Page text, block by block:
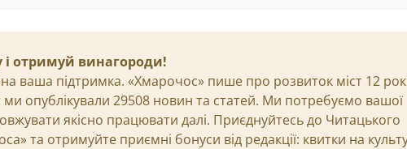
і отримуй винагороди!
ваша підтримка. «Хмарочос» пише про розвиток міст 12
ми опублікували 29508 новин та статей. Ми потребуємо вашої
якісно працювати далі. Приєднуйтесь до Читацького
та отримуйте приємні бонуси від редакції: квитки на